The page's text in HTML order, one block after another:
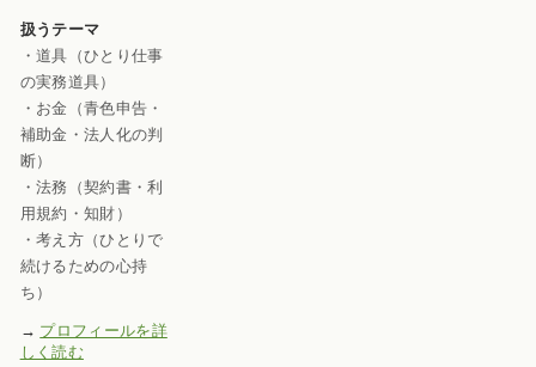
扱うテーマ
・道具（ひとり仕事
の実務道具）
・お金（青色申告・
補助金・法人化の判
断）
・法務（契約書・利
用規約・知財）
・考え方（ひとりで
続けるための心持
ち）
→ プロフィールを詳
しく読む